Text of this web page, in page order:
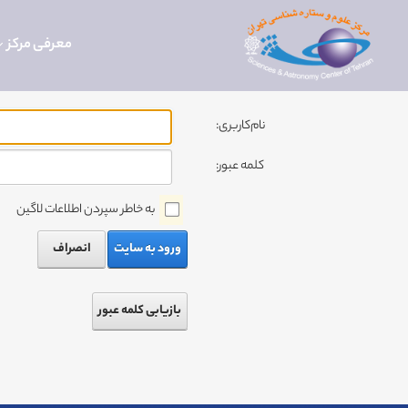
معرفی مرکز
نام‌کاربری:
کلمه عبور:
به خاطر سپردن اطلاعات لاگین
ورود به سایت
انصراف
بازیابی کلمه عبور